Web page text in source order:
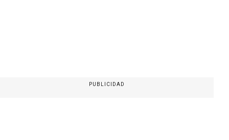
PUBLICIDAD